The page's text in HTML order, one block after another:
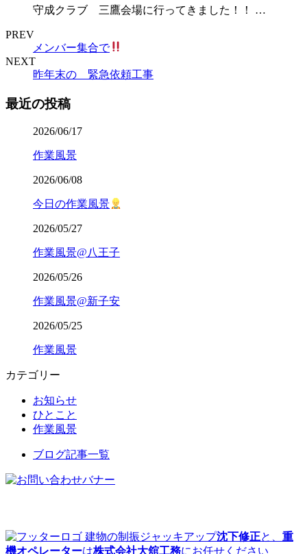
守成クラブ 三鷹会場に行ってきました！！ …
PREV
メンバー集合で
NEXT
昨年末の 緊急依頼工事
最近の投稿
2026/06/17
作業風景
2026/06/08
今日の作業風景
2026/05/27
作業風景@八王子
2026/05/26
作業風景@新子安
2026/05/25
作業風景
カテゴリー
お知らせ
ひとこと
作業風景
ブログ記事一覧
建物の制振ジャッキアップ沈下修正と、 重
機オペレーターは株式会社大舘工務にお任せください